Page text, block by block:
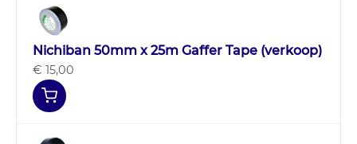
Nichiban 50mm x 25m Gaffer Tape (verkoop)
€ 15,00